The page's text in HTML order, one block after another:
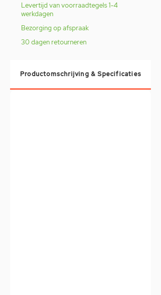
Levertijd van voorraadtegels 1-4
werkdagen
Bezorging op afspraak
30 dagen retourneren
Productomschrijving & Specificaties